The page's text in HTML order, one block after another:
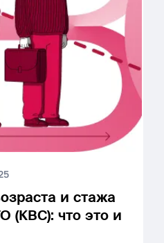
и стажа
(КВС): что это и